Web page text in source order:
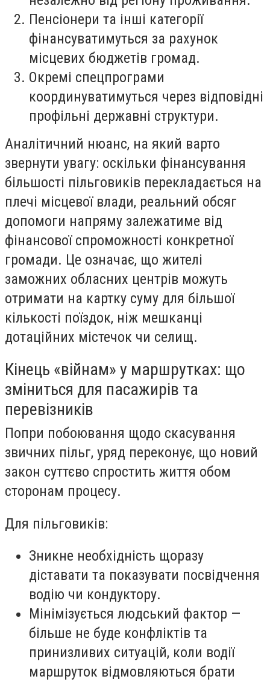
Пенсіонери та інші категорії
фінансуватимуться за рахунок
місцевих бюджетів громад.
Окремі спецпрограми
координуватимуться через відповідні
профільні державні структури.
Аналітичний нюанс, на який варто
звернути увагу: оскільки фінансування
більшості пільговиків перекладається на
плечі місцевої влади, реальний обсяг
допомоги напряму залежатиме від
фінансової спроможності конкретної
громади. Це означає, що жителі
заможних обласних центрів можуть
отримати на картку суму для більшої
кількості поїздок, ніж мешканці
дотаційних містечок чи селищ.
Кінець «війнам» у маршрутках: що
зміниться для пасажирів та
перевізників
Попри побоювання щодо скасування
звичних пільг, уряд переконує, що новий
закон суттєво спростить життя обом
сторонам процесу.
Для пільговиків:
Зникне необхідність щоразу
діставати та показувати посвідчення
водію чи кондуктору.
Мінімізується людський фактор —
більше не буде конфліктів та
принизливих ситуацій, коли водії
маршруток відмовляються брати